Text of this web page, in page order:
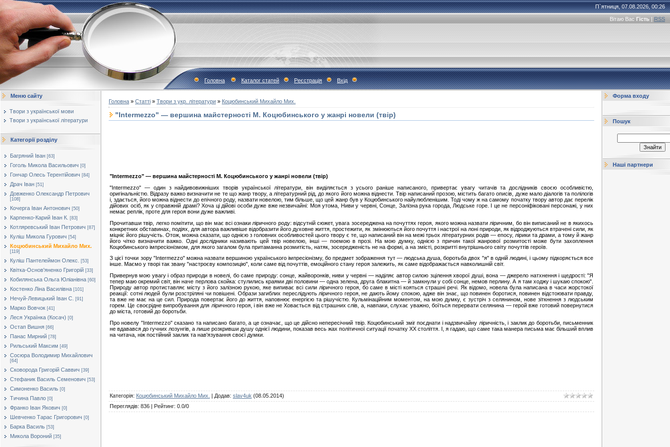
П`ятниця, 07.08.2026, 00:26
Вітаю Вас Гість | RSS
Головна Каталог статей Реєстрація Вхід
Меню сайту
Твори з української мови
Твори з української літератури
Категорії розділу
Багряний Іван [63]
Гоголь Микола Васильович [0]
Гончар Олесь Терентійович [84]
Драч Іван [51]
Довженко Олександр Петрович
[108]
Кочерга Іван Антонович [50]
Карпенко-Карий Іван К. [83]
Котляревський Іван Петрович [87]
Куліш Микола Гурович [54]
Коцюбинський Михайло Мих.
[119]
Куліш Пантелеймон Олекс. [53]
Квітка-Основ'яненко Григорій [33]
Кобилянська Ольга Юліанівна [60]
Костенко Ліна Василівна [101]
Нечуй-Левицький Іван С. [91]
Марко Вовчок [41]
Леся Українка (Косач) [0]
Остап Вишня [66]
Панас Мирний [78]
Рильський Максим [49]
Сосюра Володимир Михайлович
[64]
Сковорода Григорій Саввич [39]
Стефаник Василь Семенович [53]
Симоненко Василь [0]
Тичина Павло [0]
Франко Іван Якович [0]
Шевченко Тарас Григорович [0]
Барка Василь [53]
Микола Вороний [35]
Головна » Статті » Твори з укр. літератури » Коцюбинський Михайло Мих.
"Intermezzo" — вершина майстерності М. Коцюбинського у жанрі новели (твір)
"Intermezzo" — вершина майстерності М. Коцюбинського у жанрі новели (твір)
"Intermezzo" — один з найдивовижніших творів української літератури, він виділяється з усього раніше написаного, привертає увагу читачів та дослідників своєю особливістю,
оригінальністю. Відразу важко визначити не те що жанр твору, а літературний рід, до якого його можна віднести. Твір написаний прозою, містить багато описів, дуже мало діалогів та полілогів
і, здається, його можна віднести до епічного роду, назвати новелою, тим більше, що цей жанр був у Коцюбинського найулюбленішим. Тоді чому ж на самому початку твору автор дає перелік
дійових осіб, як у справжній драмі? Хоча ці дійові особи дуже вже незвичайні: Моя утома, Ниви у червні, Сонце, Залізна рука города, Людське горе. І це не персоніфіковані персонажі, у них
немає реплік, проте для героя вони дуже важливі.
Прочитавши твір, легко помітити, що він має всі ознаки ліричного роду: відсутній сюжет, увага зосереджена на почуттях героя, якого можна назвати ліричним, бо він виписаний не в якихось
конкретних обставинах, подіях, для автора важливіше відобразити його духовне життя, простежити, як змінюються його почуття і настрої на лоні природи, як відроджуються втрачені сили, як
міцніє його рішучість. Отож, можна сказати, що однією з головних особливостей цього твору є те, що написаний він на межі трьох літературних родів — епосу, лірики та драми, а тому й жанр
його чітко визначити важко. Одні дослідники називають цей твір новелою, інші — поемою в прозі. На мою думку, однією з причин такої жанрової розмитості може бути захоплення
Коцюбинського імпресіонізмом, для якого загалом була притаманна розмитість, натяк, зосередженість не на формі, а на змісті, розкритті внутрішнього світу почуттів героїв.
З цієї точки зору "Intermezzo" можна назвати вершиною українського імпресіонізму, бо предмет зображення тут — людська душа, боротьба двох "я" в одній людині, і цьому підкоряється все
інше. Маємо у творі так звану "настроєву композицію", коли саме від почуттів, емоційного стану героя залежить, як саме відображається навколишній світ.
Привернув мою увагу і образ природи в новелі, бо саме природу: сонце, жайворонків, ниви у червні — наділяє автор силою зцілення хворої душі, вона — джерело натхнення і щедрості: "Я
тепер маю окремий світ, він наче перлова скойка: стулились краями дві половини — одна зелена, друга блакитна — й замкнули у собі сонце, немов перлину. А я там ходжу і шукаю спокою".
Природу автор протиставляє місту з його залізною рукою, яке випиває всі сили ліричного героя, бо саме в місті кояться страшні речі. Як відомо, новела була написана в часи жорстокої
реакції: сотні людей були розстріляні чи повішені. Образи загиблих переслідують ліричного героя, не дають йому спокою, адже він знає, що повинен боротися, повинен відстоювати правду,
та вже не має на це сил. Природа повертає його до життя, наповнює енергією та рішучістю. Кульмінаційним моментом, на мою думку, є зустріч з селянином, нове зіткнення з людським
горем. Це своєрідне випробування для ліричного героя, і він вже не Ховається від страшних слів, а, навпаки, слухає уважно, боїться перервати селянина — герой вже готовий повернутися
до міста, готовий до боротьби.
Про новелу "Intermezzo" сказано та написано багато, а це означає, що це дійсно непересічний твір. Коцюбинський зміг поєднати і надзвичайну ліричність, і заклик до боротьби, письменник
не вдавався до гучних лозунгів, а лише розкривши душу однієї людини, показав весь жах політичної ситуації початку XX століття. І, я гадаю, що саме така манера письма має більший вплив
на читача, ніж постійний заклик та нав'язування своєї думки.
Категорія: Коцюбинський Михайло Мих. | Додав: slav4uk (08.05.2014)
Переглядів: 836 | Рейтинг: 0.0/0
Форма входу
Пошук
Наші партнери